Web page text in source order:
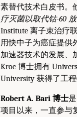
素替代技术白皮书。
疗灭菌以取代钴-60
Institute 离子束治疗
用快中子为癌症提供
加速器技术的发展、
Kroc 博士拥有
University 获得了工程
Robert A. Bari 博士
项目以来，一直参与